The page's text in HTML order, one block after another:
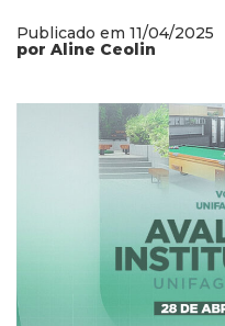
Publicado em 11/04/2025
por Aline Ceolin